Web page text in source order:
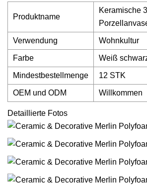
Produktname
Keramische
Verwendung Wohnkultur
Farbe Weiß
Mindestbestellmenge 12 STK
OEM und ODM Willkommen
Detaillierte Fotos